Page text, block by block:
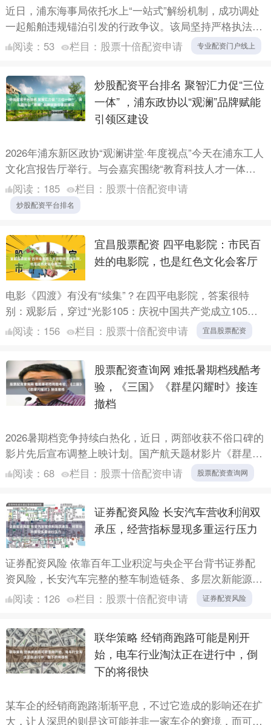
近日，浦东海事局依托水上“一站式”解纷机制，成功调处
一起船舶违规锚泊引发的行政争议。该局坚持严格执法与
柔性调解相结合，推动执法监管、普法宣传、风险防控和
阅读： 53 栏目： 股票十倍配资申请 专业配资门户线上
炒股配资平台排名 聚智汇力促“三位
一体” ，浦东政协以“观澜”品牌赋能
引领区建设
2026年浦东新区政协“观澜讲堂·年度视点”今天在浦东工人
文化宫报告厅举行。与会嘉宾围绕“教育科技人才一体推
进”主题展开深度交流，为浦东引领区建设贡献政协智
慧。....
阅读： 185 栏目： 股票十倍配资申请
炒股配资平台排名
宜昌股票配资 四平电影院：市民百
姓的电影院，也是红色文化会客厅
电影《四渡》有没有“续集”？在四平电影院，答案很特
别：观影后，穿过“光影105：庆祝中国共产党成立105周
年红色电影海报展”长廊，移步一楼的《飞夺泸定桥》红
阅读： 156 栏目： 股票十倍配资申请 宜昌股票配资
股票配资查询网 难抵暑期档残酷考
验，《三国》《群星闪耀时》接连
撤档
2026暑期档竞争持续白热化，近日，两部收获不俗口碑的
影片先后宣布调整上映计划。国产航天题材影片《群星闪
耀时》提档上映仅两天，昨天便宣告撤档。动画电影《三
阅读： 68 栏目： 股票十倍配资申请 股票配资查询网
证券配资风险 长安汽车营收利润双
承压，经营指标显现多重运行压力
证券配资风险 依靠百年工业积淀与央企平台背书证券配
资风险，长安汽车完整的整车制造链条、多层次新能源产
品布局依旧是企业的核心资产，海外市场的稳步放量也为
阅读： 126 栏目： 股票十倍配资申请 证券配资风险
联华策略 经销商跑路可能是刚开
始，电车行业淘汰正在进行中，倒
下的将很快
某车企的经销商跑路渐渐平息，不过它造成的影响还在扩
大，让人深思的则是这可能并非一家车企的窘境，而可能